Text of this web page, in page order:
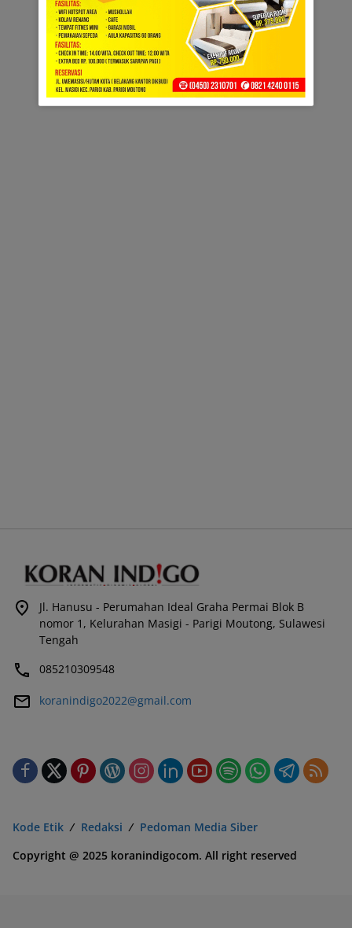
Jl. Hanusu - Perumahan Ideal Graha Permai Blok B
nomor 1, Kelurahan Masigi - Parigi Moutong, Sulawesi
Tengah
085210309548
koranindigo2022@gmail.com
Kode Etik Redaksi
Pedoman Media Siber
Copyright @ 2025 koranindigocom. All right reserved